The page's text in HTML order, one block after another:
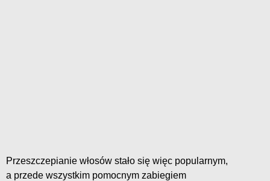
Przeszczepianie włosów stało się więc popularnym,
a przede wszystkim pomocnym zabiegiem